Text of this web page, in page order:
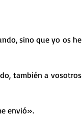
2023sino que yo os he
también a vosotros
envió».